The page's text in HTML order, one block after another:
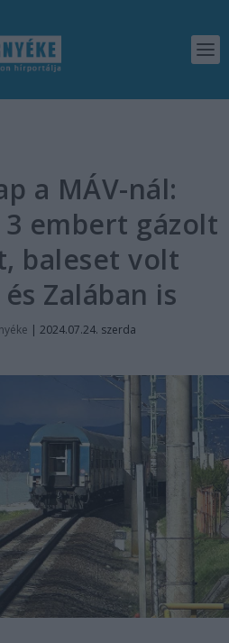
a MÁV-nál:
embert gázolt
baleset volt
Zalában is
| 2024.07.24. szerda